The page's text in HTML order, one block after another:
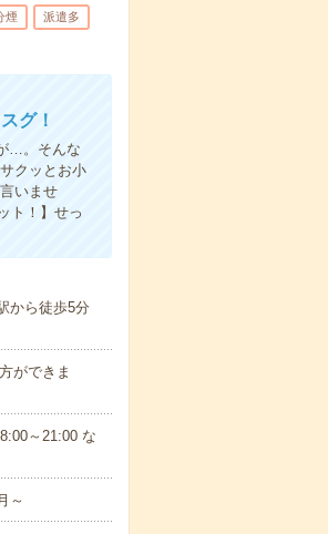
煙 派遣多
グ！
…。そんな
クッとお小
いませ
ト！】せっ
から徒歩5分
ができま
～21:00 な
～